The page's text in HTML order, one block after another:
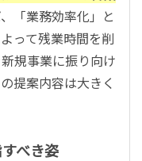
「業務効率化」と
って残業時間を削
規事業に振り向け
提案内容は大きく
べき姿